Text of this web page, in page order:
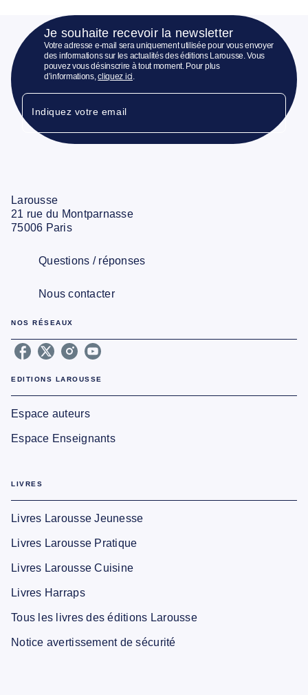
Je souhaite recevoir la newsletter
Votre adresse e-mail sera uniquement utilisée pour vous envoyer
des informations sur les actualités des éditions Larousse. Vous
pouvez vous désinscrire à tout moment. Pour plus
d’informations,cliquez ici.
Indiquez votre email
Larousse
21 rue du Montparnasse
75006 Paris
Questions / réponses
Nous contacter
NOS RÉSEAUX
EDITIONS LAROUSSE
Espace auteurs
Espace Enseignants
LIVRES
Livres Larousse Jeunesse
Livres Larousse Pratique
Livres Larousse Cuisine
Livres Harraps
Tous les livres des éditions Larousse
Notice avertissement de sécurité